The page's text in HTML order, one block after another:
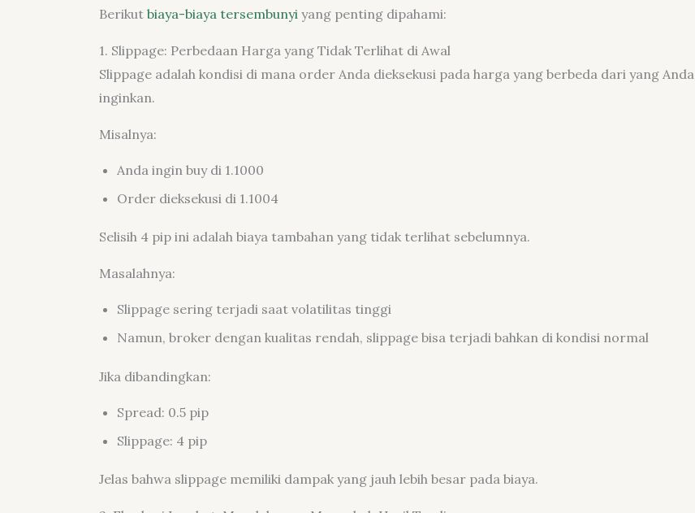
Berikut biaya-biaya tersembunyiyang penting dipahami:
1. Slippage: Perbedaan Harga yang Tidak Terlihat di Awal
Slippage adalah kondisi di mana order Anda dieksekusi pada harga yang berbeda dari yang Anda
inginkan.
Misalnya:
Anda ingin buy di 1.1000
Order dieksekusi di 1.1004
Selisih 4 pip ini adalah biaya tambahan yang tidak terlihat sebelumnya.
Masalahnya:
Slippage sering terjadi saat volatilitas tinggi
Namun, broker dengan kualitas rendah, slippage bisa terjadi bahkan di kondisi normal
Jika dibandingkan:
Spread: 0.5 pip
Slippage: 4 pip
Jelas bahwa slippage memiliki dampak yang jauh lebih besar pada biaya.